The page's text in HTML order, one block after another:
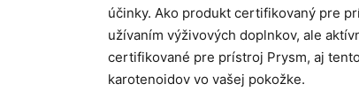
účinky. Ako produkt certifikovaný pre
užívaním výživových doplnkov, ale
certifikované pre prístroj Prysm, aj
karotenoidov vo vašej pokožke.